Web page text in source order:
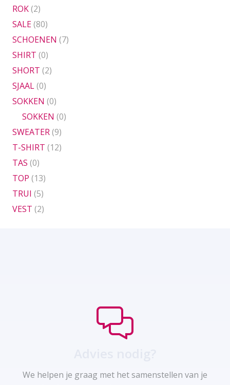
ROK(2)
SALE(80)
SCHOENEN (7)
SHIRT (0)
SHORT (2)
SJAAL(0)
SOKKEN (0)
SOKKEN (0)
SWEATER(9)
T-SHIRT (12)
TAS (0)
TOP (13)
TRUI (5)
VEST (2)
We helpen je graag met het samenstellen van je